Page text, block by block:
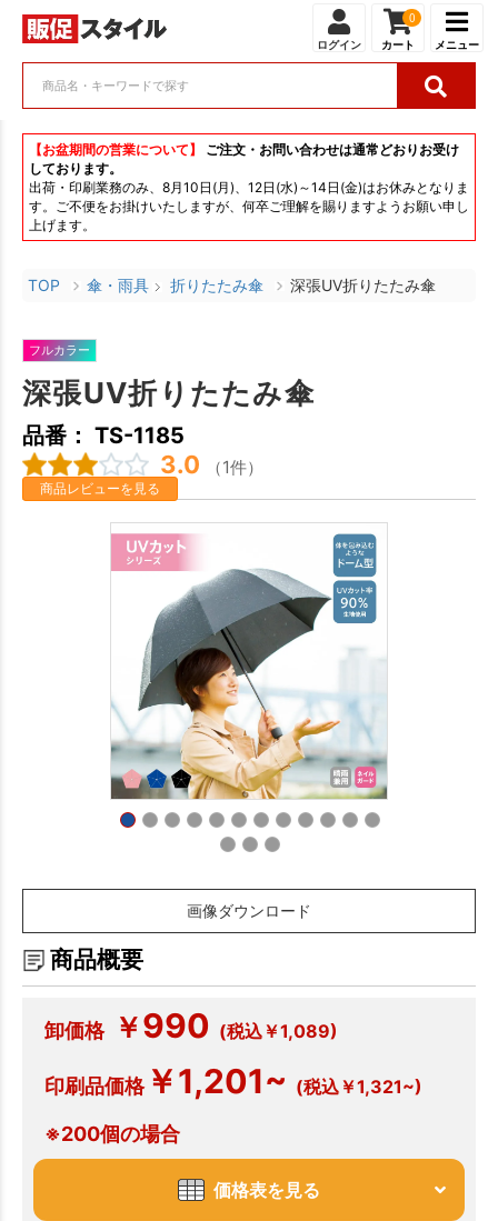
ログイン
0
カート メニュー
【お盆期間の営業について】
ご注文・お問い合わせは通常どおりお受け
しております。
出荷・印刷業務のみ、8月10日(月)、12日(水)～14日(金)はお休みとなりま
す。ご不便をお掛けいたしますが、何卒ご理解を賜りますようお願い申し
上げます。
TOP 傘・雨具 折りたたみ傘 深張UV折りたたみ傘
フルカラー
深張UV折りたたみ傘
品番： TS-1185
3.0 （1件）
商品レビューを見る
画像ダウンロード
商品概要
卸価格 ￥990 (税込￥1,089)
印刷品価格￥1,201~ (税込￥1,321~)
※200個の場合
価格表を見る